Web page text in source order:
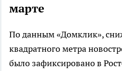
марте
По данным «Домклик»,
квадратного метра
было зафиксировано в